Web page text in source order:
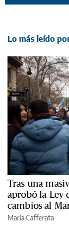
Lo más leído
Tras una
aprobó la Ley
cambios al
María Cafferata